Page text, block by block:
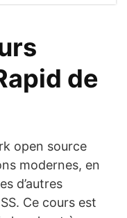
de
open source
modernes, en
d’autres
Ce cours est